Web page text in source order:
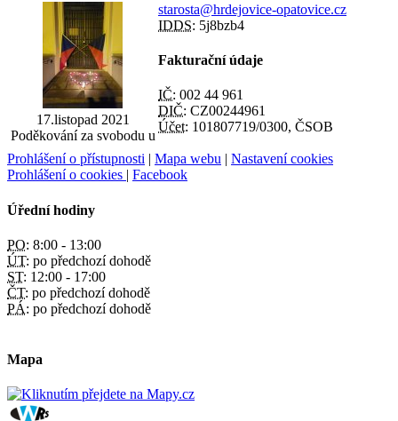
17.listopad 2021
Poděkování za svobodu u
kaple na Těšíně
starosta@hrdejovice-opatovice.cz
IDDS: 5j8bzb4
Fakturační údaje
IČ: 002 44 961
DIČ: CZ00244961
Účet: 101807719/0300, ČSOB
Prohlášení o přístupnosti | Mapa webu | Nastavení cookies
Prohlášení o cookies | Facebook
Úřední hodiny
PO: 8:00 - 13:00
ÚT: po předchozí dohodě
ST: 12:00 - 17:00
ČT: po předchozí dohodě
PÁ: po předchozí dohodě
Mapa